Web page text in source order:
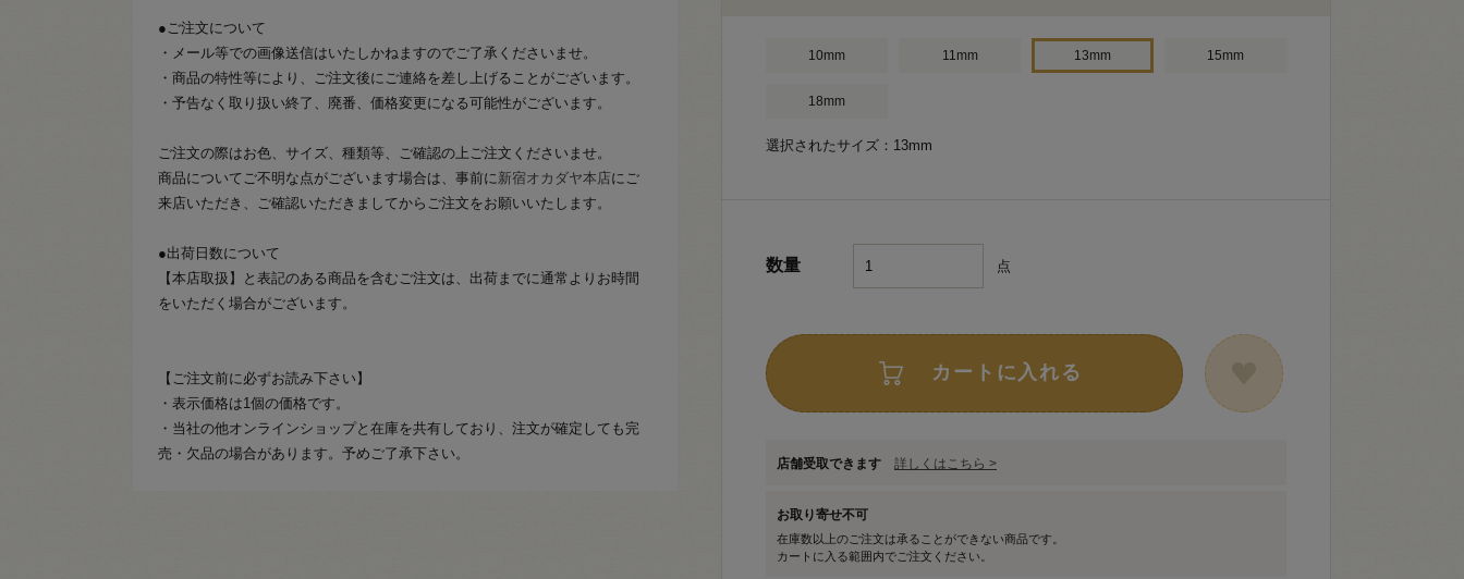
●ご注文について
・メール等での画像送信はいたしかねますのでご了承くださいませ。
・商品の特性等により、ご注文後にご連絡を差し上げることがございます。
・予告なく取り扱い終了、廃番、価格変更になる可能性がございます。
ご注文の際はお色、サイズ、種類等、ご確認の上ご注文くださいませ。
商品についてご不明な点がございます場合は、事前に 新宿オカダヤ本店にご
来店いただき、ご確認いただきましてからご注文をお願いいたします。
●出荷日数について
【本店取扱】と表記のある商品を含むご注文は、出荷までに通常よりお時間
をいただく場合がございます。
【ご注文前に必ずお読み下さい】
・表示価格は1個の価格です。
・当社の他オンラインショップと在庫を共有しており、注文が確定しても完
売・欠品の場合があります。予めご了承下さい。
10mm 11mm 13mm 15mm
18mm
選択されたサイズ：13mm
数量 点
カートに入れる
店舗受取できます 詳しくはこちら >
お取り寄せ不可
在庫数以上のご注文は承ることができない商品です。
カートに入る範囲内でご注文ください。